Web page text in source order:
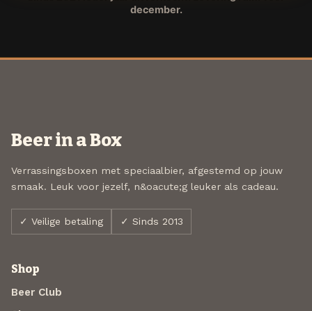
december.
Beer in a Box
Verrassingsboxen met speciaalbier, afgestemd op jouw
smaak. Leuk voor jezelf, n&oacute;g leuker als cadeau.
✓ Veilige betaling ✓ Sinds 2013
Shop
Beer Club